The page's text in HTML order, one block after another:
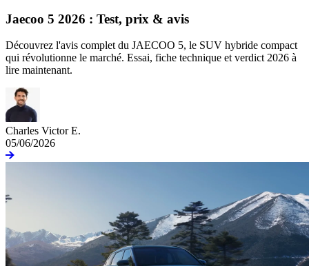
Jaecoo 5 2026 : Test, prix & avis
Découvrez l'avis complet du JAECOO 5, le SUV hybride compact
qui révolutionne le marché. Essai, fiche technique et verdict 2026 à
lire maintenant.
Charles Victor E.
05/06/2026